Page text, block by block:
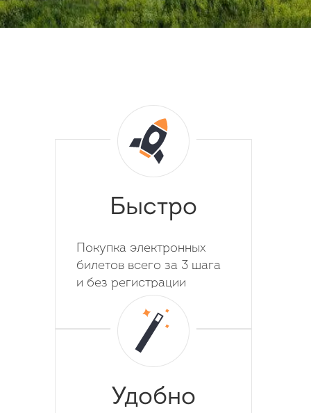
Быстро
Покупка электронных
билетов всего за 3 шага
и без регистрации
Удобно